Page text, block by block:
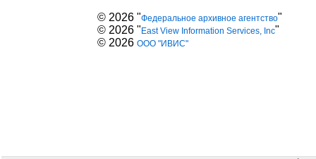
© 2026 "Федеральное архивное агентство"
© 2026 " East View Information Services, Inc"
© 2026 ООО "ИВИС"